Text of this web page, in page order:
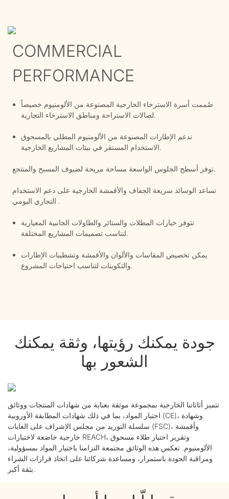
COMMERCIAL
PERFORMANCE
صُممت أسرة الاسترخاء الخارجية المصنوعة من الألومنيوم خصيصاً
لصالات الاستراحة ومناطق الاسترخاء التجارية.
تدعم الإطارات المصنوعة من الألومنيوم المطلي بالمسحوق
الاستخدام المستقر في بيئات المشاريع الخارجية.
توفر أسطح الجلوس الواسعة مساحة مريحة لضيوف المسبح والمنتجع.
تساعد الوسائد سريعة الجفاف والأقمشة الخارجية على دعم الاستخدام
.
تتوفر خيارات المظلات والستائر والطاولات الجانبية المعيارية
لتناسب تصميمات المشاريع المختلفة.
يمكن تخصيص المقاسات والألوان والأقمشة وتشطيبات الإطارات
والتكوينات لتناسب احتياجات المشروع.
جودة يمكنك رؤيتها، وثقة يمكنك
الشعور بها
تتميز أثاثاتنا الخارجية بمجموعة موثقة بعناية من شهادات المنتجات ووثائق
اختبار المواد، بما في ذلك شهادات المطابقة الأوروبية (CE)، وشهادة
سلسلة التوريد من مجلس الإشراف على الغابات (FSC)، وأقمشة
خارجية خاضعة لاختبارات REACH، وتقرير اختبار طلاء مسحوق
الألومنيوم. تعكس هذه الوثائق مجتمعة التزامنا باختيار المواد بمسؤولية،
ومراقبة الجودة باستمرار، ومساعدة شركائنا على اتخاذ قرارات الشراء
بثقة أكبر.